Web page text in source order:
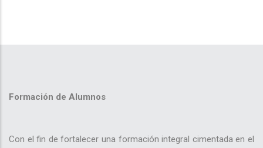
Formación de Alumnos
Con el fin de fortalecer una formación integral cimentada en el